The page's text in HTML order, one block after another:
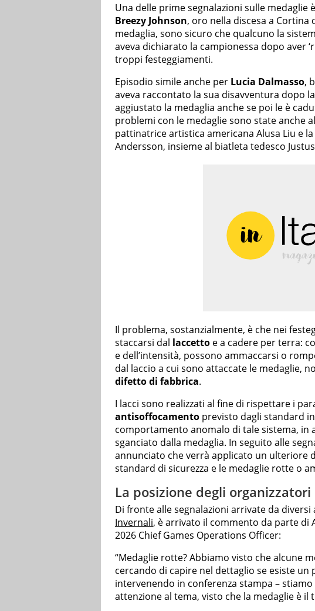
Una delle prime segnalazioni sulle medaglie
Breezy Johnson, oro nella discesa a Cortina
medaglia, sono sicuro che qualcuno la
aveva dichiarato la campionessa dopo aver
troppi festeggiamenti.
Episodio simile anche per Lucia Dalmasso,
aveva raccontato la sua disavventura dopo
aggiustato la medaglia anche se poi le è
problemi con le medaglie sono state anche
pattinatrice artistica americana Alusa Liu e
Andersson, insieme al biatleta tedesco
Il problema, sostanzialmente, è che nei
staccarsi dal laccetto e a cadere per terra:
e dell’intensità, possono ammaccarsi o
dal laccio a cui sono attaccate le medaglie,
difetto di fabbrica.
I lacci sono realizzati al fine di rispettare i
antisoffocamento previsto dagli standard
comportamento anomalo di tale sistema, in
sganciato dalla medaglia. In seguito alle
annunciato che verrà applicato un ulteriore
standard di sicurezza e le medaglie rotte o
La posizione degli organizzatori
Di fronte alle segnalazioni arrivate da
Invernali, è arrivato il commento da parte di
2026 Chief Games Operations Officer:
“Medaglie rotte? Abbiamo visto che alcune
cercando di capire nel dettaglio se esiste un
intervenendo in conferenza stampa –
attenzione al tema, visto che la medaglie è il